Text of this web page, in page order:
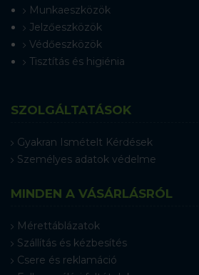
Munkaeszközök
Jelzőeszközök
Védőeszközök
Tisztítás és higiénia
SZOLGÁLTATÁSOK
Gyakran Ismételt Kérdések
Személyes adatok védelme
MINDEN A VÁSÁRLÁSRÓL
Mérettáblázatok
Szállítás és kézbesítés
Csere és reklamáció